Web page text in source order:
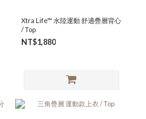
Xtra Life™ 水陸運動 舒適疊層背心
/ Top
NT$1,880